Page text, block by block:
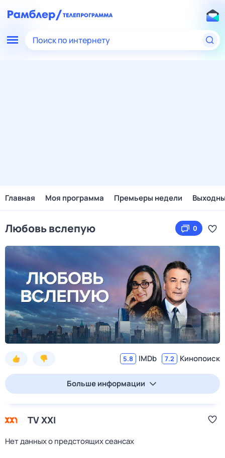
Поиск по интернету
Главная Моя программа Премьеры недели
Любовь вслепую 0
5.8 IMDb 7.2 Кинопоиск
Больше информации
TV XXI
Нет данных о предстоящих сеансах